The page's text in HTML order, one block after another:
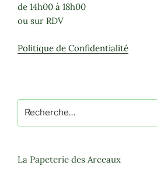
de 14h00 à 18h00
ou sur RDV
Politique de Confidentialité
pour
La Papeterie des Arceaux